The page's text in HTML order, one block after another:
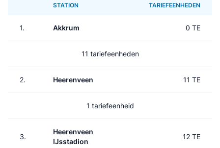
STATION TARIEFEENHEDEN
1. Akkrum 0 TE
11 tariefeenheden
2. Heerenveen 11 TE
1 tariefeenheid
3.
Heerenveen
IJsstadion
12 TE